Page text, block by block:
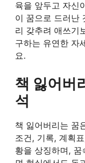
육을 앞두고 자신
이 꿈으로 드러난
리 갖추려 애쓰기
구하는 유연한 자
요.
책 잃어버
석
책 잃어버리는 꿈
조건, 기록, 계획
황을 상징하며,